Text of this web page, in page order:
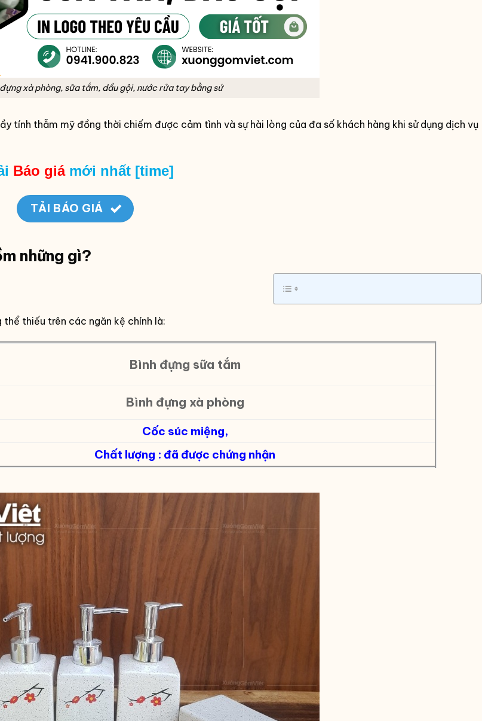
xà phòng, sữa tắm, dầu gội, nước rửa tay bằng sứ
tính thẫm mỹ đồng thời chiếm được cảm tình và sự hài lòng của đa số khách hàng khi sử dụng dịch vụ
Báo giá mới nhất [time]
TẢI BÁO GIÁ
những gì?
thiếu trên các ngăn kệ chính là:
Bình đựng sữa tắm
Bình đựng xà phòng
Cốc súc miệng,
Chất lượng : đã được chứng nhận